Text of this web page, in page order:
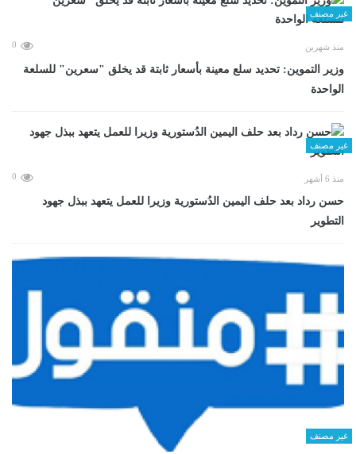
غير مصنف
منذ شهرين 0
وزير التموين: تحديد سلع معينة بأسعار ثابتة قد يخلق "سعرين" للسلعة
الواحدة
غير مصنف
منذ 6 أشهر 0
حسن رداد بعد حلف اليمين الدُستورية وزيرا للعمل يتعهد ببذل جهود
التطوير
غير مصنف